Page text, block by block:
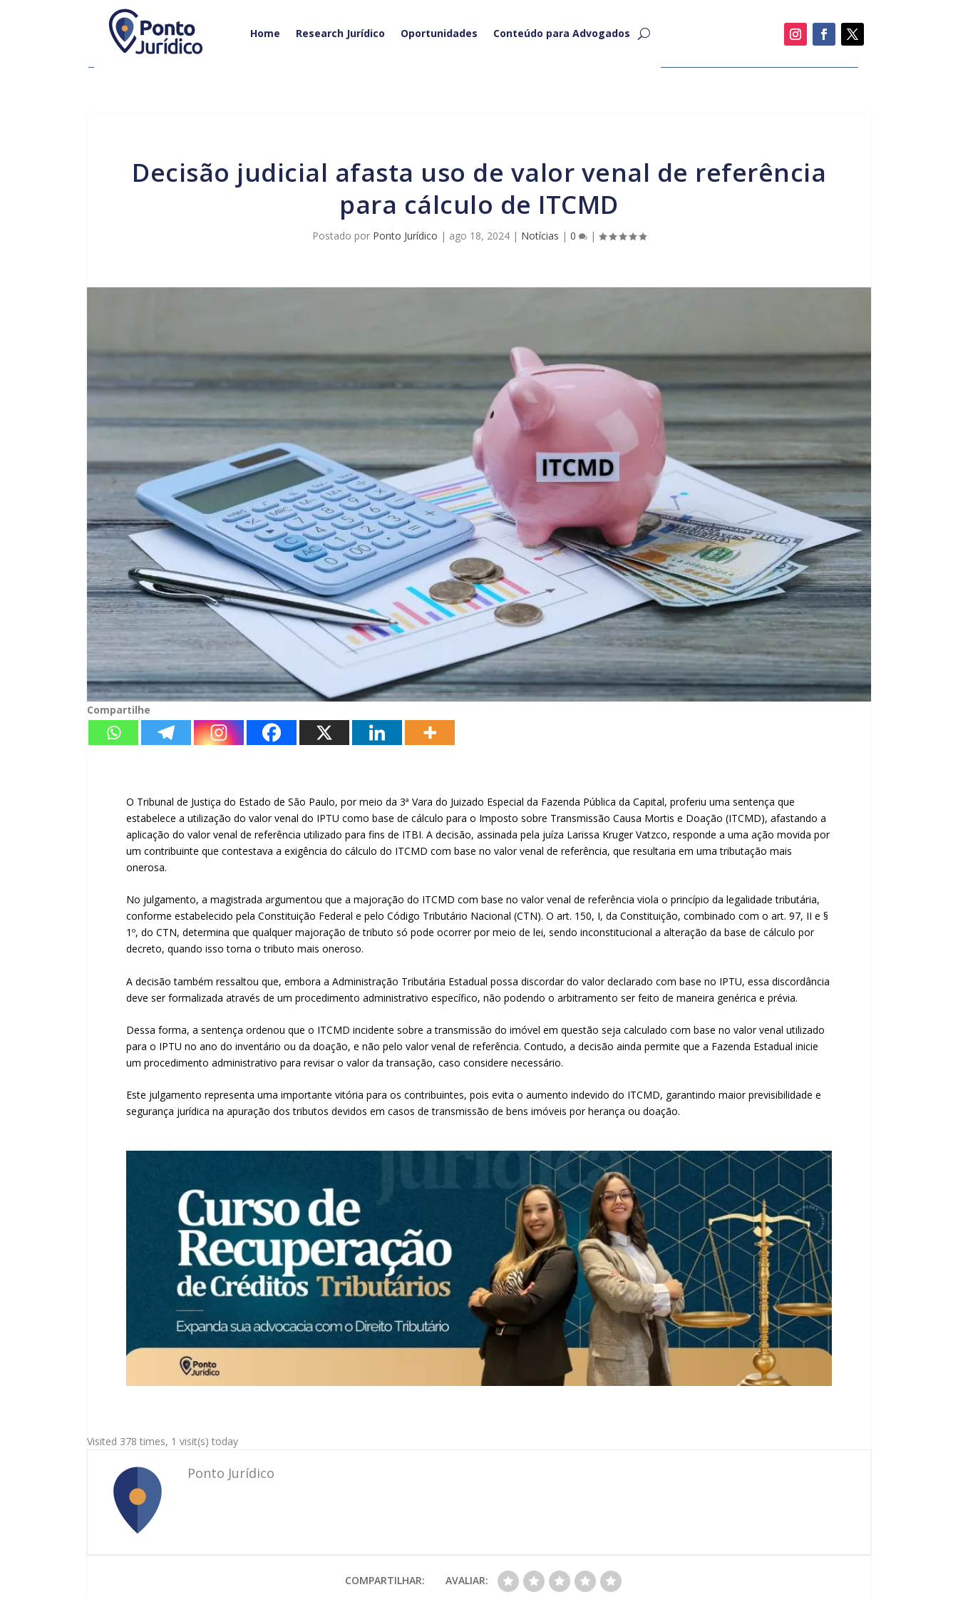
Home Research Jurídico Oportunidades Conteúdo para Advogados
Decisão judicial afasta uso de valor venal de referência
para cálculo de ITCMD
Postado por Ponto Jurídico | ago 18, 2024 | Notícias | 0 |
Compartilhe
O Tribunal de Justiça do Estado de São Paulo, por meio da 3ª Vara do Juizado Especial da Fazenda Pública da Capital, proferiu uma sentença que
estabelece a utilização do valor venal do IPTU como base de cálculo para o Imposto sobre Transmissão Causa Mortis e Doação (ITCMD), afastando a
aplicação do valor venal de referência utilizado para fins de ITBI. A decisão, assinada pela juíza Larissa Kruger Vatzco, responde a uma ação movida por
um contribuinte que contestava a exigência do cálculo do ITCMD com base no valor venal de referência, que resultaria em uma tributação mais
onerosa.
No julgamento, a magistrada argumentou que a majoração do ITCMD com base no valor venal de referência viola o princípio da legalidade tributária,
conforme estabelecido pela Constituição Federal e pelo Código Tributário Nacional (CTN). O art. 150, I, da Constituição, combinado com o art. 97, II e §
1º, do CTN, determina que qualquer majoração de tributo só pode ocorrer por meio de lei, sendo inconstitucional a alteração da base de cálculo por
decreto, quando isso torna o tributo mais oneroso.
A decisão também ressaltou que, embora a Administração Tributária Estadual possa discordar do valor declarado com base no IPTU, essa discordância
deve ser formalizada através de um procedimento administrativo específico, não podendo o arbitramento ser feito de maneira genérica e prévia.
Dessa forma, a sentença ordenou que o ITCMD incidente sobre a transmissão do imóvel em questão seja calculado com base no valor venal utilizado
para o IPTU no ano do inventário ou da doação, e não pelo valor venal de referência. Contudo, a decisão ainda permite que a Fazenda Estadual inicie
um procedimento administrativo para revisar o valor da transação, caso considere necessário.
Este julgamento representa uma importante vitória para os contribuintes, pois evita o aumento indevido do ITCMD, garantindo maior previsibilidade e
segurança jurídica na apuração dos tributos devidos em casos de transmissão de bens imóveis por herança ou doação.
Visited 378 times, 1 visit(s) today
Ponto Jurídico
COMPARTILHAR: AVALIAR: